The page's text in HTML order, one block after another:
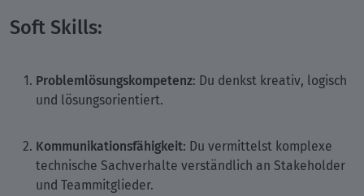
Soft Skills:
Problemlösungskompetenz: Du denkst kreativ, logisch
und lösungsorientiert.
Kommunikationsfähigkeit: Du vermittelst komplexe
technische Sachverhalte verständlich an Stakeholder
und Teammitglieder.